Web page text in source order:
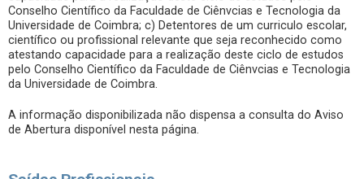
Conselho Científico da Faculdade de Ciênvcias e Tecnologia da
Universidade de Coimbra; c) Detentores de um curriculo escolar,
científico ou profissional relevante que seja reconhecido como
atestando capacidade para a realização deste ciclo de estudos
pelo Conselho Científico da Faculdade de Ciênvcias e Tecnologia
da Universidade de Coimbra.
A informação disponibilizada não dispensa a consulta do Aviso
de Abertura disponível nesta página.